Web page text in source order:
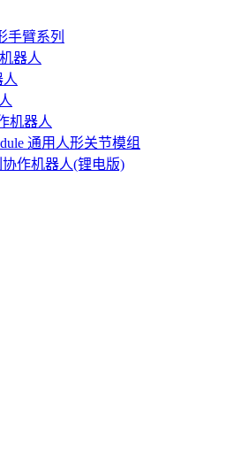
手臂系列
器人
机器人
通用人形关节模组
作机器人(锂电版)